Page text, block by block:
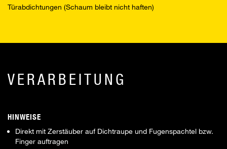
Türabdichtungen (Schaum bleibt nicht haften)
VERARBEITUNG
HINWEISE
Direkt mit Zerstäuber auf Dichtraupe und Fugenspachtel bzw.
Finger auftragen